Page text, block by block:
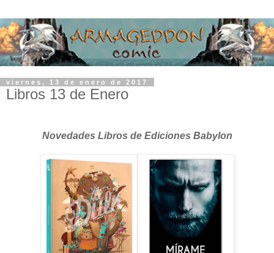
viernes, 13 de enero de 2017
Libros 13 de Enero
Novedades Libros de Ediciones Babylon